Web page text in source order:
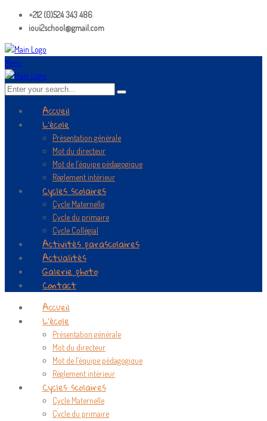
+212 (0)524 343 486
ioui2school@gmail.com
Menu
Accueil
L’école
Présentation générale
Mot du directeur
Mot de l’équipe pédagogique
Règlement intérieur
Cycles scolaires
Cycle Maternelle
Cycle du primaire
Cycle Collégial
Activités parascolaires
Actualités
Galerie photo
Contact
Accueil
L’école
Présentation générale
Mot du directeur
Mot de l’équipe pédagogique
Règlement intérieur
Cycles scolaires
Cycle Maternelle
Cycle du primaire